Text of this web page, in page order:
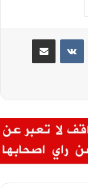
مشاركة عبر البريد